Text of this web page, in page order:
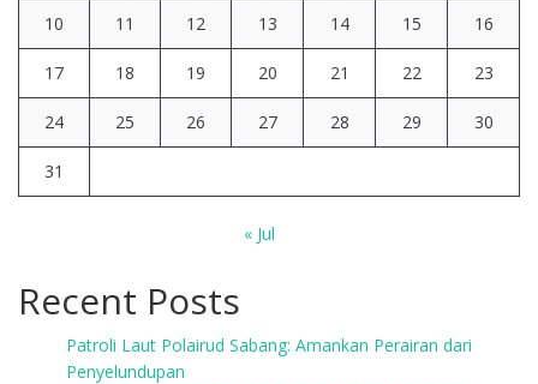
10 11 12 13 14 15 16
17 18 19 20 21 22 23
24 25 26 27 28 29 30
31
« Jul
Recent Posts
Patroli Laut Polairud Sabang: Amankan Perairan dari
Penyelundupan